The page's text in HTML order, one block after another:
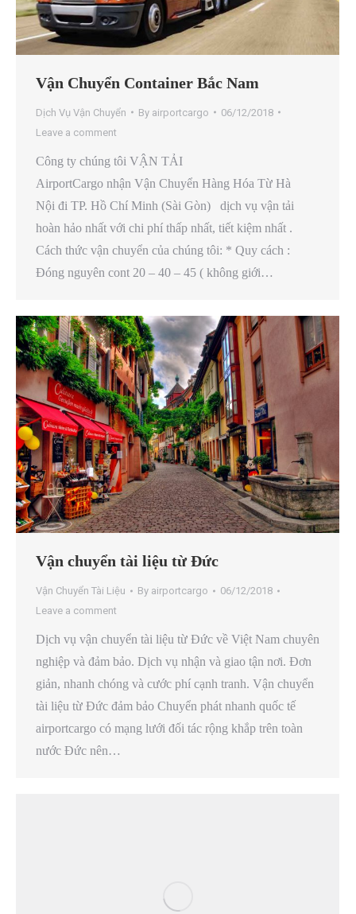
Vận Chuyển Container Bắc Nam
Dịch Vụ Vận Chuyển By airportcargo
06/12/2018
Leave a comment
Công ty chúng tôi VẬN TẢI
AirportCargo nhận Vận Chuyển Hàng Hóa Từ Hà
Nội đi TP. Hồ Chí Minh (Sài Gòn) dịch vụ vận tải
hoàn hảo nhất với chi phí thấp nhất, tiết kiệm nhất .
Cách thức vận chuyển của chúng tôi: * Quy cách :
Đóng nguyên cont 20 – 40 – 45 ( không giới…
Vận chuyển tài liệu từ Đức
Vận Chuyển Tài Liệu By airportcargo
06/12/2018
Leave a comment
Dịch vụ vận chuyển tài liệu từ Đức về Việt Nam chuyên
nghiệp và đảm bảo. Dịch vụ nhận và giao tận nơi. Đơn
giản, nhanh chóng và cước phí cạnh tranh. Vận chuyển
tài liệu từ Đức đảm bảo Chuyển phát nhanh quốc tế
airportcargo có mạng lưới đối tác rộng khắp trên toàn
nước Đức nên…